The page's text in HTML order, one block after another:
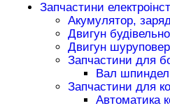
Запчастини
Акумулятор,
Двигун
Двигун
Запчастини для
Вал
Запчастини для
Автоматика